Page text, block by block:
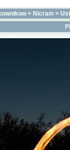
> Nicram >